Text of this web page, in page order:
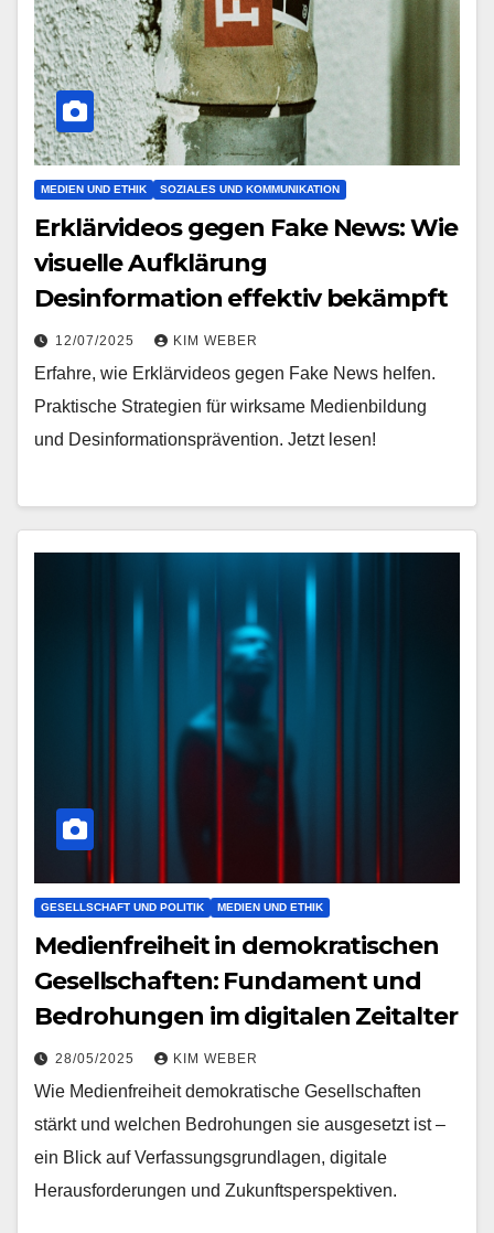
MEDIEN UND ETHIK SOZIALES UND KOMMUNIKATION
Erklärvideos gegen Fake News: Wie
visuelle Aufklärung
Desinformation effektiv bekämpft
12/07/2025 KIM WEBER
Erfahre, wie Erklärvideos gegen Fake News helfen.
Praktische Strategien für wirksame Medienbildung
und Desinformationsprävention. Jetzt lesen!
GESELLSCHAFT UND POLITIK MEDIEN UND ETHIK
Medienfreiheit in demokratischen
Gesellschaften: Fundament und
Bedrohungen im digitalen Zeitalter
28/05/2025 KIM WEBER
Wie Medienfreiheit demokratische Gesellschaften
stärkt und welchen Bedrohungen sie ausgesetzt ist –
ein Blick auf Verfassungsgrundlagen, digitale
Herausforderungen und Zukunftsperspektiven.